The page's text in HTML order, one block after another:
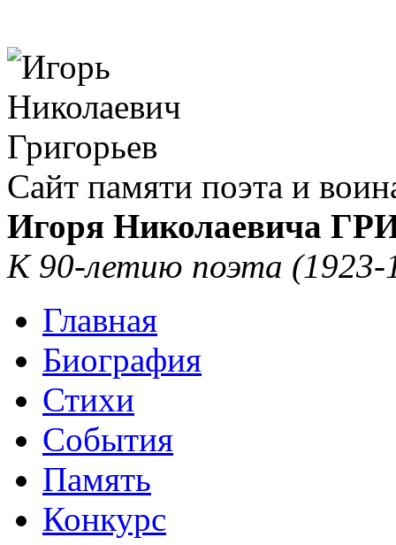
Сайт памяти поэта и
Игоря Николаевича
К 90-летию поэта (1923-
Главная
Биография
Стихи
События
Память
Конкурс